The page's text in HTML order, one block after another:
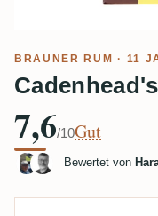
BRAUNER RUM · 11
7,6/10Gut
Bewertet von